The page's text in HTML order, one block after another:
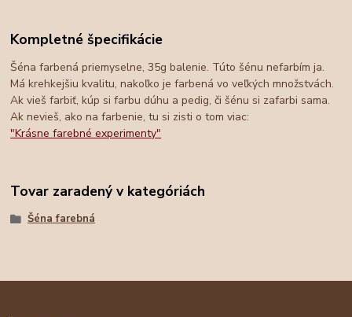
Kompletné špecifikácie
Šéna farbená priemyselne, 35g balenie. Túto šénu nefarbím ja.
Má krehkejšiu kvalitu, nakoľko je farbená vo veľkých množstvách.
Ak vieš farbiť, kúp si farbu dúhu a pedig, či šénu si zafarbi sama.
Ak nevieš, ako na farbenie, tu si zisti o tom viac:
"Krásne farebné experimenty"
Tovar zaradený v kategóriách
Šéna farebná